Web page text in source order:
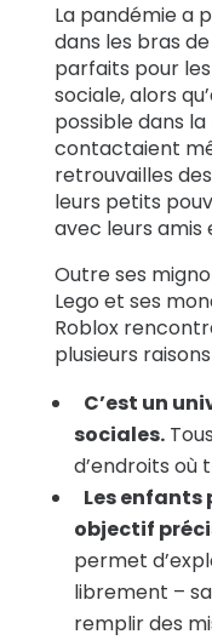
La pandémie a
dans les bras
parfaits pour
sociale, alors
possible dans
contactaient
retrouvailles
leurs petits
avec leurs
Outre ses
Lego et ses
Roblox
plusieurs raisons
C’est un
sociales.
d’endroits où
Les enfants
objectif
permet
librement –
remplir des